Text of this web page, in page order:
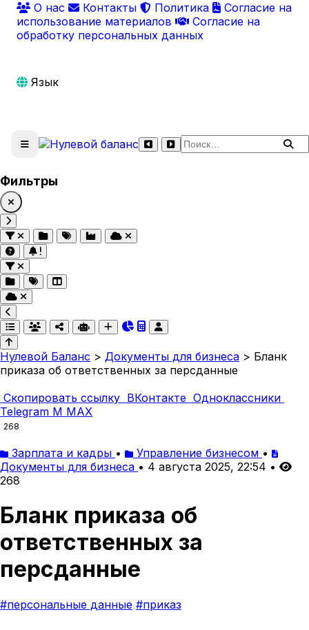
О нас
Контакты Политика
Согласие на
использование материалов
Согласие на
обработку персональных данных
Язык
Поиск по сайту
Фильтры
Нулевой Баланс > Документы для бизнеса > Бланк
приказа об ответственных за персданные
Скопировать ссылку ВКонтакте Одноклассники
Telegram M MAX
268
Зарплата и кадры • Управление бизнесом •
Документы для бизнеса • 4 августа 2025, 22:54 •
268
Бланк приказа об
ответственных за
персданные
#персональные данные #приказ